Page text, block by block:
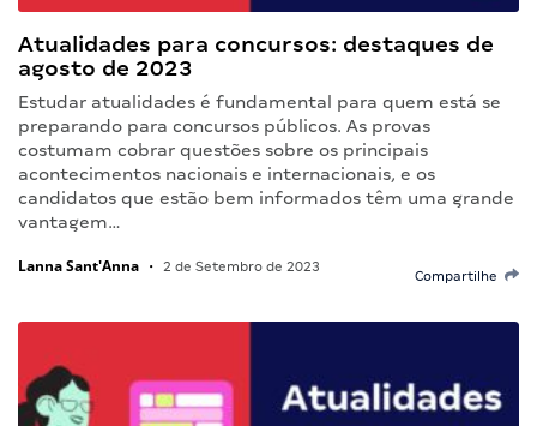
Atualidades para concursos: destaques de
agosto de 2023
Estudar atualidades é fundamental para quem está se
preparando para concursos públicos. As provas
costumam cobrar questões sobre os principais
acontecimentos nacionais e internacionais, e os
candidatos que estão bem informados têm uma grande
vantagem…
Lanna Sant'Anna • 2 de Setembro de 2023
Compartilhe